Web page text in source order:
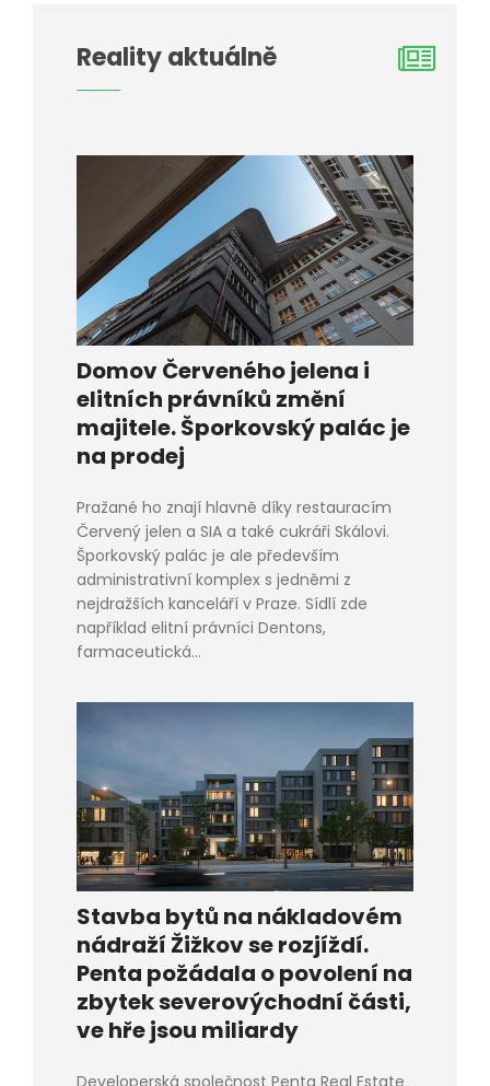
Reality aktuálně
Domov Červeného jelena i
elitních právníků změní
majitele. Šporkovský palác je
na prodej
Pražané ho znají hlavně díky restauracím
Červený jelen a SIA a také cukráři Skálovi.
Šporkovský palác je ale především
administrativní komplex s jedněmi z
nejdražších kanceláří v Praze. Sídlí zde
například elitní právníci Dentons,
farmaceutická...
Stavba bytů na nákladovém
nádraží Žižkov se rozjíždí.
Penta požádala o povolení na
zbytek severovýchodní části,
ve hře jsou miliardy